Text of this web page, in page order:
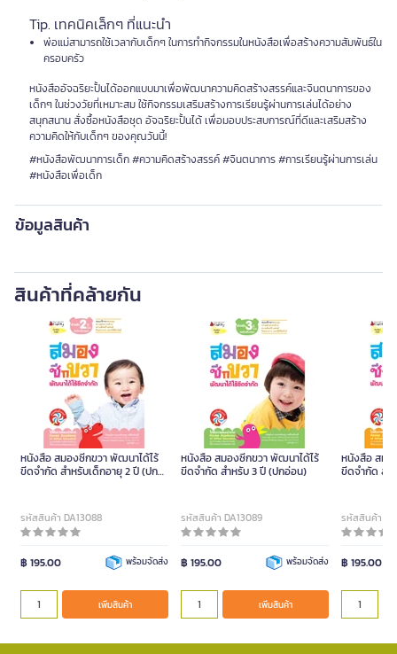
Tip. เทคนิคเล็กๆ ที่แนะนำ
พ่อแม่สามารถใช้เวลากับเด็กๆ ในการทำกิจกรรมในหนังสือเพื่อสร้างความสัมพันธ์ใน
ครอบครัว
หนังสืออัจฉริยะปั้นได้ออกแบบมาเพื่อพัฒนาความคิดสร้างสรรค์และจินตนาการของ
เด็กๆ ในช่วงวัยที่เหมาะสม ใช้กิจกรรมเสริมสร้างการเรียนรู้ผ่านการเล่นได้อย่าง
สนุกสนาน สั่งซื้อหนังสือชุด อัจฉริยะปั้นได้ เพื่อมอบประสบการณ์ที่ดีและเสริมสร้าง
ความคิดให้กับเด็กๆ ของคุณวันนี้!
#หนังสือพัฒนาการเด็ก #ความคิดสร้างสรรค์ #จินตนาการ #การเรียนรู้ผ่านการเล่น
#หนังสือเพื่อเด็ก
ข้อมูลสินค้า
สินค้าที่คล้ายกัน
หนังสือ สมองซีกขวา พัฒนาได้ไร้
ขีดจำกัด สำหรับเด็กอายุ 2 ปี (ปก
รหัสสินค้า DA13088
฿ 195.00 พร้อมจัดส่ง
เพิ่มสินค้า
หนังสือ สมองซีกขวา พัฒนาได้ไร้
ขีดจำกัด สำหรับ 3 ปี (ปกอ่อน)
รหัสสินค้า DA13089
฿ 195.00 พร้อมจัดส่ง
เพิ่มสินค้า
หนังสือ สมอ
ขีดจำกัด สำ
รหัสสินค้า
฿ 195.00